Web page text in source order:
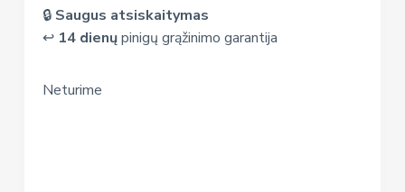
🔒 Saugus atsiskaitymas
↩️ 14 dienųpinigų grąžinimo garantija
Neturime